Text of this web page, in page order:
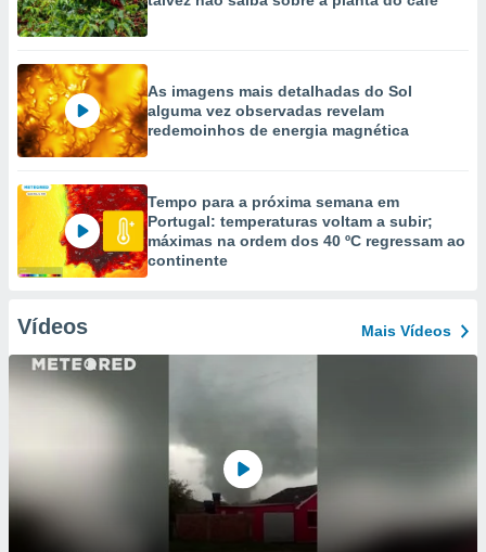
As imagens mais detalhadas do Sol
alguma vez observadas revelam
redemoinhos de energia magnética
Tempo para a próxima semana em
Portugal: temperaturas voltam a subir;
máximas na ordem dos 40 ºC regressam ao
continente
Vídeos Mais Vídeos